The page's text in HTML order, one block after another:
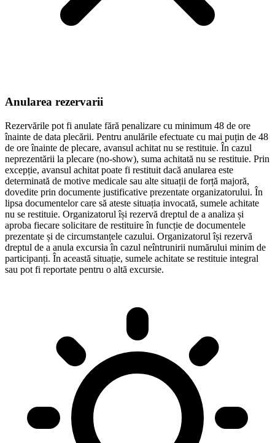
Anularea rezervarii
Rezervările pot fi anulate fără penalizare cu minimum 48 de ore
înainte de data plecării. Pentru anulările efectuate cu mai puțin de 48
de ore înainte de plecare, avansul achitat nu se restituie. În cazul
neprezentării la plecare (no-show), suma achitată nu se restituie. Prin
excepție, avansul achitat poate fi restituit dacă anularea este
determinată de motive medicale sau alte situații de forță majoră,
dovedite prin documente justificative prezentate organizatorului. În
lipsa documentelor care să ateste situația invocată, sumele achitate
nu se restituie. Organizatorul își rezervă dreptul de a analiza și
aproba fiecare solicitare de restituire în funcție de documentele
prezentate și de circumstanțele cazului. Organizatorul își rezervă
dreptul de a anula excursia în cazul neîntrunirii numărului minim de
participanți. În această situație, sumele achitate se restituie integral
sau pot fi reportate pentru o altă excursie.